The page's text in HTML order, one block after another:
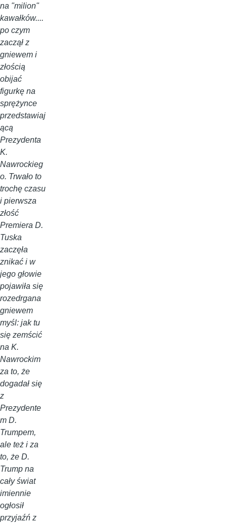
na "milion"
kawałków....
po czym
zaczął z
gniewem i
złością
obijać
figurkę na
sprężynce
przedstawiaj
ącą
Prezydenta
K.
Nawrockieg
o. Trwało to
trochę czasu
i pierwsza
złość
Premiera D.
Tuska
zaczęła
znikać i w
jego głowie
pojawiła się
rozedrgana
gniewem
myśl: jak tu
się zemścić
na K.
Nawrockim
za to, że
dogadał się
z
Prezydente
m D.
Trumpem,
ale też i za
to, że D.
Trump na
cały świat
imiennie
ogłosił
przyjaźń z